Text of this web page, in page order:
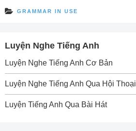
GRAMMAR IN USE
Luyện Nghe Tiếng Anh
Luyện Nghe Tiếng Anh Cơ Bản
Luyện Nghe Tiếng Anh Qua Hội Thoại
Luyện Tiếng Anh Qua Bài Hát